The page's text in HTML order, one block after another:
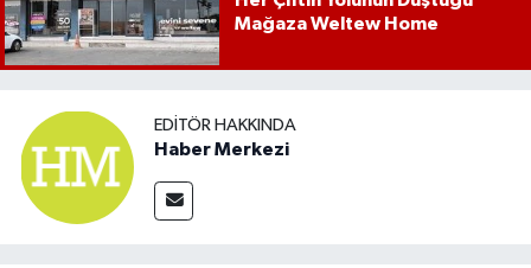
Mağaza Weltew Home
EDITÖR HAKKINDA
Haber Merkezi